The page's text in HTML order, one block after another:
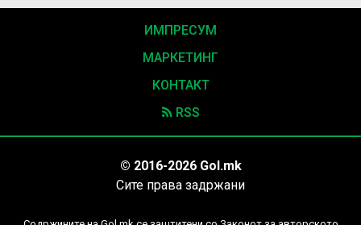
ИМПРЕСУМ
МАРКЕТИНГ
КОНТАКТ
RSS
© 2016-2026 Gol.mk
Сите права задржани